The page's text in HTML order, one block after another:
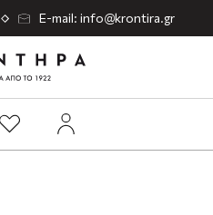
E-mail: info@krontira.gr